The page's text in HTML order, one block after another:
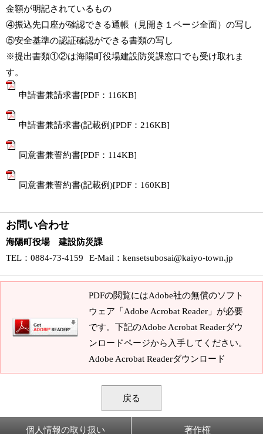
金額が明記されているもの
④振込先口座が確認できる通帳（見開き１ページ全面）の写し
⑤安全基準の認証確認ができる書類の写し
※提出書類①②は海陽町役場建設防災課窓口でも受け取れま
す。
申請書兼請求書[PDF：116KB]
申請書兼請求書(記載例)[PDF：216KB]
同意書兼誓約書[PDF：114KB]
同意書兼誓約書(記載例)[PDF：160KB]
お問い合わせ
海陽町役場 建設防災課
TEL ：0884-73-4159 E-Mail ： kensetsubosai@kaiyo-town.jp
PDFの閲覧にはAdobe社の無償のソフト
ウェア「Adobe Acrobat Reader」が必要
です。下記のAdobe Acrobat Readerダウ
ンロードページから入手してください。
Adobe Acrobat Readerダウンロード
戻る
個人情報の取り扱い 著作権